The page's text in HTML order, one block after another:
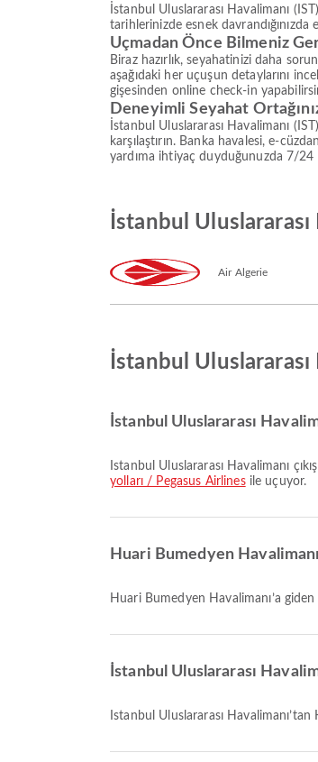
İstanbul Uluslararası Havalimanı
tarihlerinizde esnek
Uçmadan Önce Bilmeniz
Biraz hazırlık, seyahatinizi daha
aşağıdaki her uçuşun detaylarını
gişesinden online check-in
Deneyimli Seyahat
İstanbul Uluslararası Havalimanı
karşılaştırın. Banka havalesi, e-
yardıma ihtiyaç duyduğunuzda 7/
İstanbul
Air Algerie
İstanbul
İstanbul Uluslararası
İstanbul Uluslararası Havalimanı
yolları / Pegasus Airlinesile uçuyor.
Huari Bumedyen
Huari Bumedyen Havalimanı’a
İstanbul Uluslararası
İstanbul Uluslararası